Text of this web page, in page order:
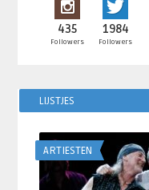
435
Followers
1984
Followers
LIJSTJES
ARTIESTEN